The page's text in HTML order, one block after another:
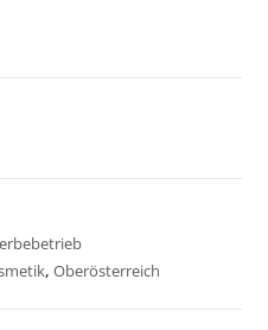
,Oberösterreich